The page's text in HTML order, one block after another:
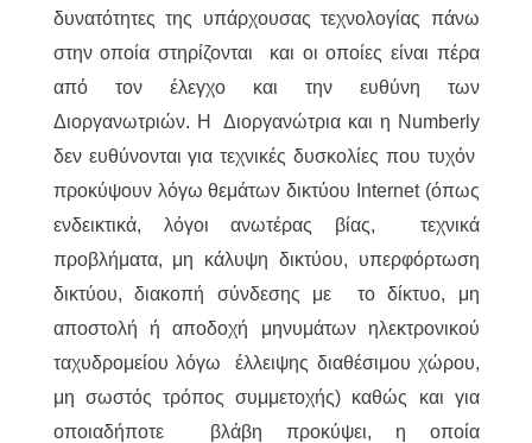
δυνατότητες της υπάρχουσας τεχνολογίας πάνω
στην οποία στηρίζονται και οι οποίες είναι πέρα
από τον έλεγχο και την ευθύνη των
Διοργανωτριών. Η Διοργανώτρια και η Numberly
δεν ευθύνονται για τεχνικές δυσκολίες που τυχόν
προκύψουν λόγω θεμάτων δικτύου Internet (όπως
ενδεικτικά, λόγοι ανωτέρας βίας, τεχνικά
προβλήματα, μη κάλυψη δικτύου, υπερφόρτωση
δικτύου, διακοπή σύνδεσης με το δίκτυο, μη
αποστολή ή αποδοχή μηνυμάτων ηλεκτρονικού
ταχυδρομείου λόγω έλλειψης διαθέσιμου χώρου,
μη σωστός τρόπος συμμετοχής) καθώς και για
οποιαδήποτε βλάβη προκύψει, η οποία